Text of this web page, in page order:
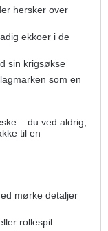
hersker over
ekkoer i de
sin krigsøkse
som en
– du ved aldrig,
til en
mørke detaljer
rollespil